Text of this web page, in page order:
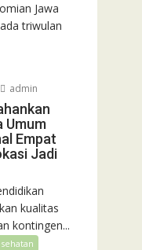
Jawa
triwulan
admin
Umum
Empat
Jadi
kualitas
kontingen...